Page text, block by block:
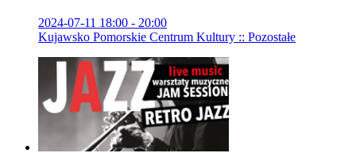
2024-07-11 18:00 - 20:00
Kujawsko Pomorskie Centrum Kultury :: Pozostałe